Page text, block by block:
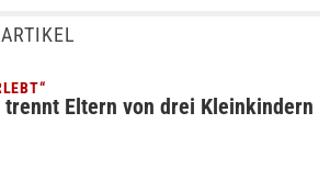
trennt Eltern von drei Kleinkindern